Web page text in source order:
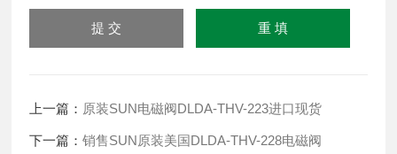
上一篇： 原装SUN电磁阀DLDA-THV-223进口现货
下一篇：销售SUN原装美国DLDA-THV-228电磁阀